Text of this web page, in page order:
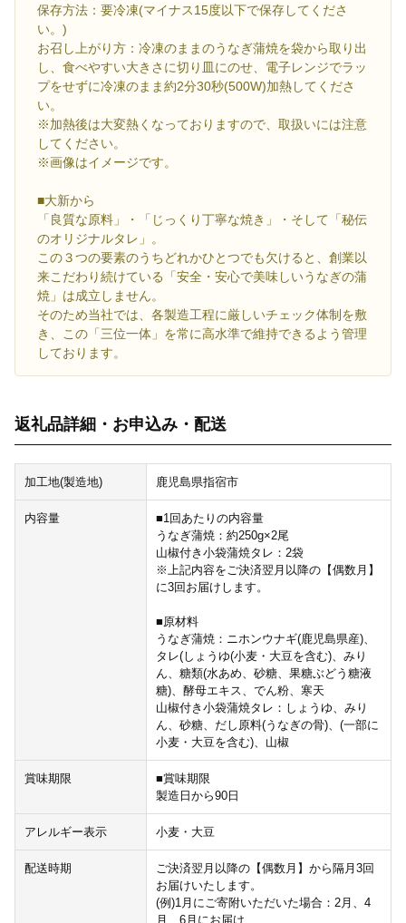
保存方法：要冷凍(マイナス15度以下で保存してくださ
い。)
お召し上がり方：冷凍のままのうなぎ蒲焼を袋から取り出
し、食べやすい大きさに切り皿にのせ、電子レンジでラッ
プをせずに冷凍のまま約2分30秒(500W)加熱してくださ
い。
※加熱後は大変熱くなっておりますので、取扱いには注意
してください。
※画像はイメージです。
■大新から
「良質な原料」・「じっくり丁寧な焼き」・そして「秘伝
のオリジナルタレ」。
この３つの要素のうちどれかひとつでも欠けると、創業以
来こだわり続けている「安全・安心で美味しいうなぎの蒲
焼」は成立しません。
そのため当社では、各製造工程に厳しいチェック体制を敷
き、この「三位一体」を常に高水準で維持できるよう管理
しております。
返礼品詳細・お申込み・配送
加工地(製造地) 鹿児島県指宿市
内容量
■1回あたりの内容量
うなぎ蒲焼：約250g×2尾
山椒付き小袋蒲焼タレ：2袋
※上記内容をご決済翌月以降の【偶数月】
に3回お届けします。
■原材料
うなぎ蒲焼：ニホンウナギ(鹿児島県産)、
タレ(しょうゆ(小麦・大豆を含む)、みり
ん、糖類(水あめ、砂糖、果糖ぶどう糖液
糖)、酵母エキス、でん粉、寒天
山椒付き小袋蒲焼タレ：しょうゆ、みり
ん、砂糖、だし原料(うなぎの骨)、(一部に
小麦・大豆を含む)、山椒
賞味期限
■賞味期限
製造日から90日
アレルギー表示 小麦・大豆
配送時期
ご決済翌月以降の【偶数月】から隔月3回
お届けいたします。
(例)1月にご寄附いただいた場合：2月、4
月、6月にお届け